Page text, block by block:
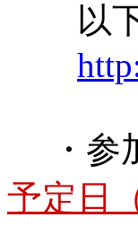
以下
・参
予定日